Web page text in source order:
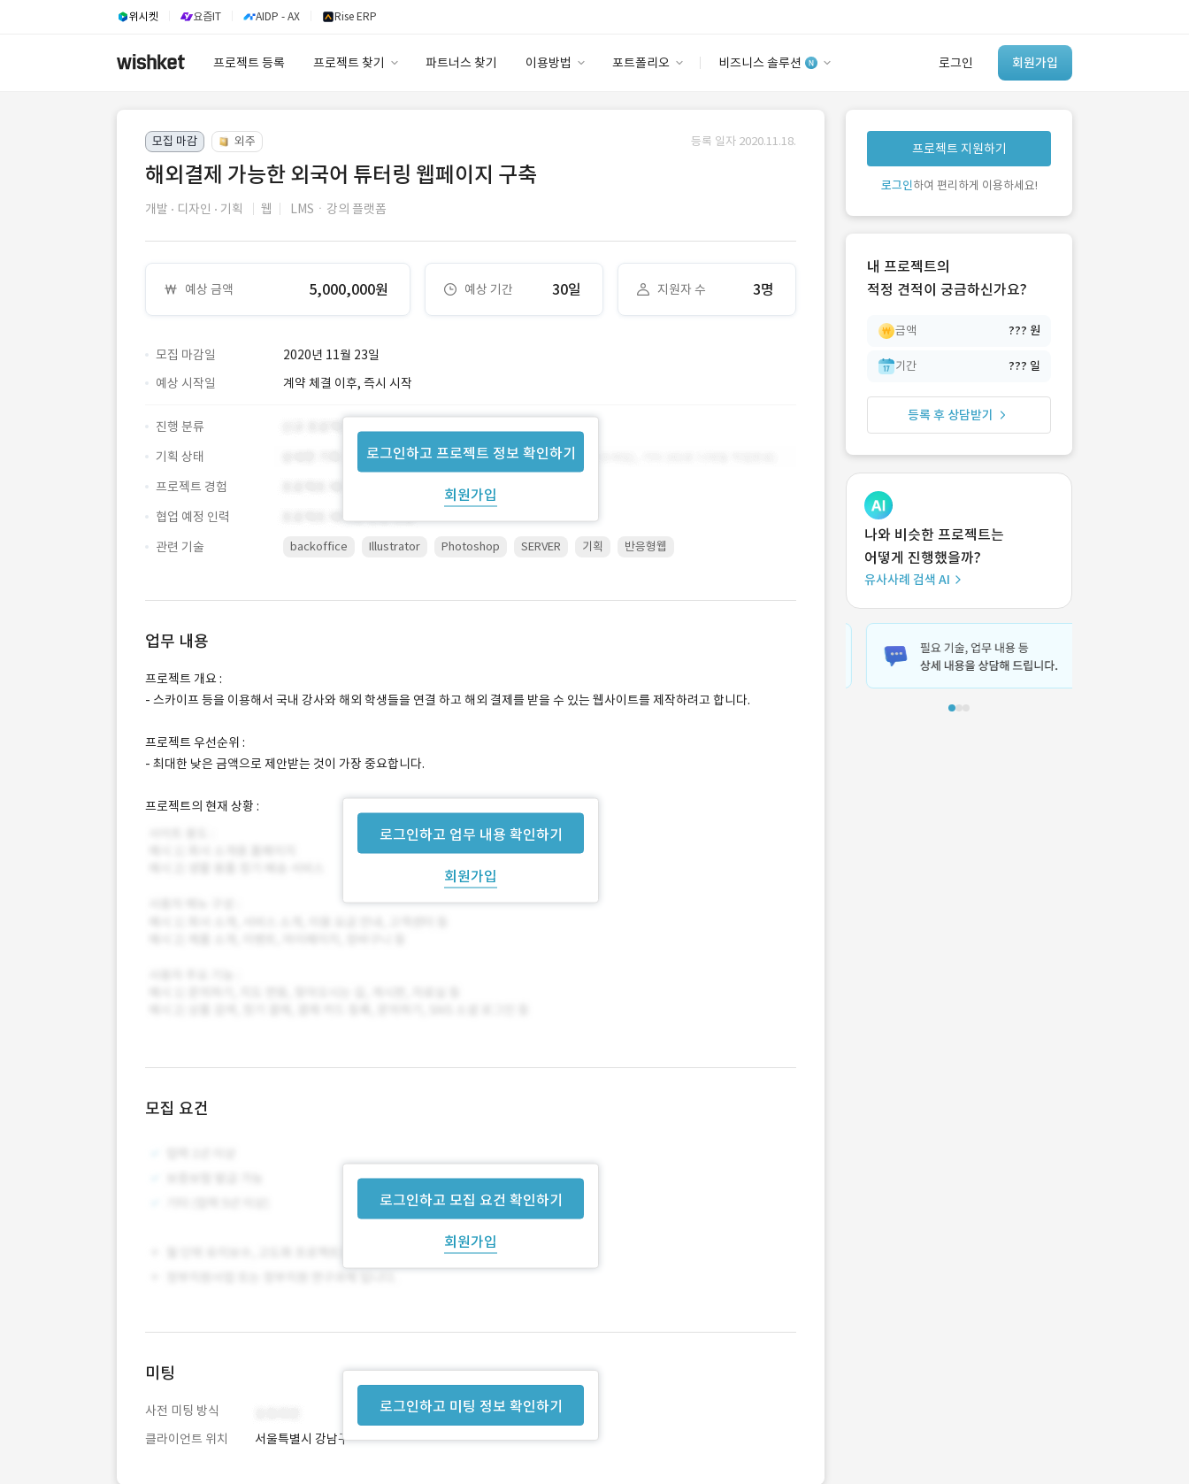
위시켓 요즘IT AIDP - AX Rise ERP
프로젝트 등록 프로젝트 찾기 파트너스 찾기 이용방법 포트폴리오 비즈니스 솔루션 로그인 회원가입
이용요금
고객센터
안심 코드 케어
유사사례 검색 AI
‘이런 거’ 만들어본
개발 회사 있어?
모집 마감 외주 등록 일자 2020.11.18.
해외결제 가능한 외국어 튜터링 웹페이지 구축
개발 디자인 기획 웹 LMSㆍ강의 플랫폼
예상 금액 5,000,000원 예상 기간 30일 지원자 수 3명
모집 마감일 2020년 11월 23일
로그인하고 프로젝트 정보 확인하기
회원가입
예상 시작일 계약 체결 이후, 즉시 시작
진행 분류
기획 상태
프로젝트 경험
협업 예정 인력
관련 기술
backoffice Illustrator Photoshop SERVER 기획 반응형웹
업무 내용
로그인하고 업무 내용 확인하기
회원가입
프로젝트 개요 :
- 스카이프 등을 이용해서 국내 강사와 해외 학생들을 연결 하고 해외 결제를 받을 수 있는 웹사이트를 제작하려고 합니다.
프로젝트 우선순위 :
- 최대한 낮은 금액으로 제안받는 것이 가장 중요합니다.
프로젝트의 현재 상황 :
모집 요건
로그인하고 모집 요건 확인하기
회원가입
로그인하고 미팅 정보 확인하기
미팅
사전 미팅 방식
클라이언트 위치
서울특별시 강남구
프로젝트 지원하기
로그인하여 편리하게 이용하세요!
내 프로젝트의
적정 견적이 궁금하신가요?
금액 ??? 원
기간 ??? 일
등록 후 상담받기
나와 비슷한 프로젝트는
어떻게 진행했을까?
유사사례 검색 AI